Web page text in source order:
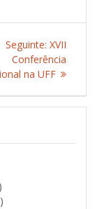
Seguinte: Post
seguinte:
XVII
Conferência
na UFF